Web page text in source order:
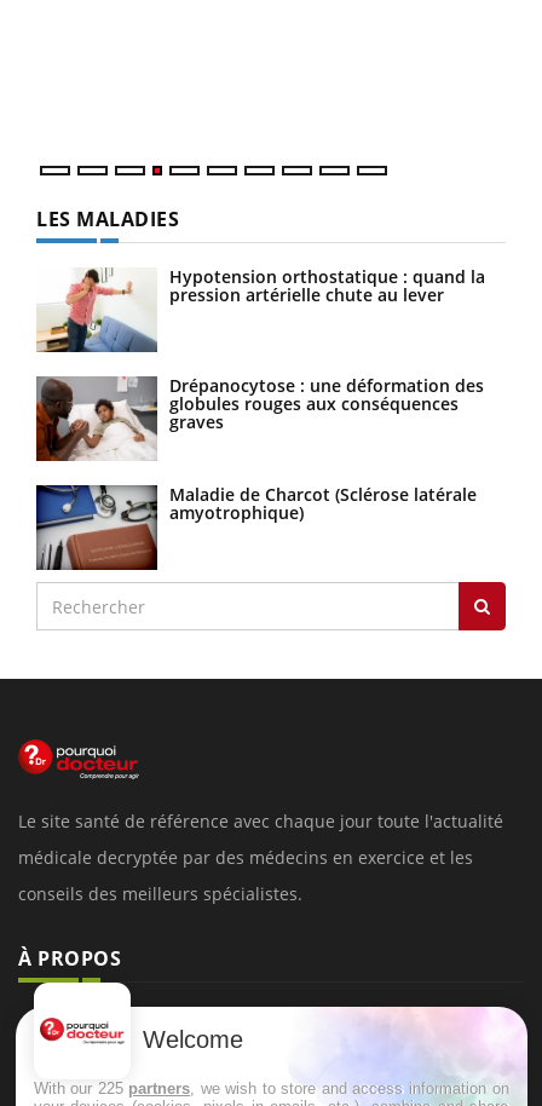
LES MALADIES
Hypotension orthostatique : quand la
pression artérielle chute au lever
Drépanocytose : une déformation des
globules rouges aux conséquences
graves
Maladie de Charcot (Sclérose latérale
amyotrophique)
Le site santé de référence avec chaque jour toute l'actualité
médicale decryptée par des médecins en exercice et les
conseils des meilleurs spécialistes.
À PROPOS
Données personnelles et cookies
Conditions d'utilisation
Welcome
With our 225 partners , we wish to store and access information on